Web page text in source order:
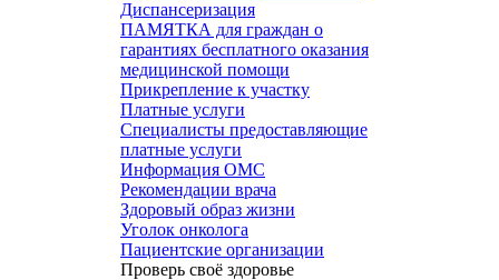
Диспансеризация
ПАМЯТКА для граждан о
гарантиях бесплатного оказания
медицинской помощи
Прикрепление к участку
Платные услуги
Специалисты предоставляющие
платные услуги
Информация ОМС
Рекомендации врача
Здоровый образ жизни
Уголок онколога
Пациентские организации
Проверь своё здоровье